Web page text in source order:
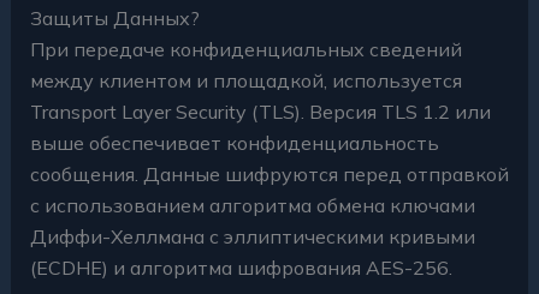
Защиты Данных?
При передаче конфиденциальных сведений
между клиентом и площадкой, используется
Transport Layer Security (TLS). Версия TLS 1.2 или
выше обеспечивает конфиденциальность
сообщения. Данные шифруются перед отправкой
с использованием алгоритма обмена ключами
Диффи-Хеллмана с эллиптическими кривыми
(ECDHE) и алгоритма шифрования AES-256.